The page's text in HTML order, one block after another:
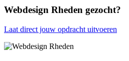
Webdesign Rheden gezocht?
Laat direct jouw opdracht uitvoeren